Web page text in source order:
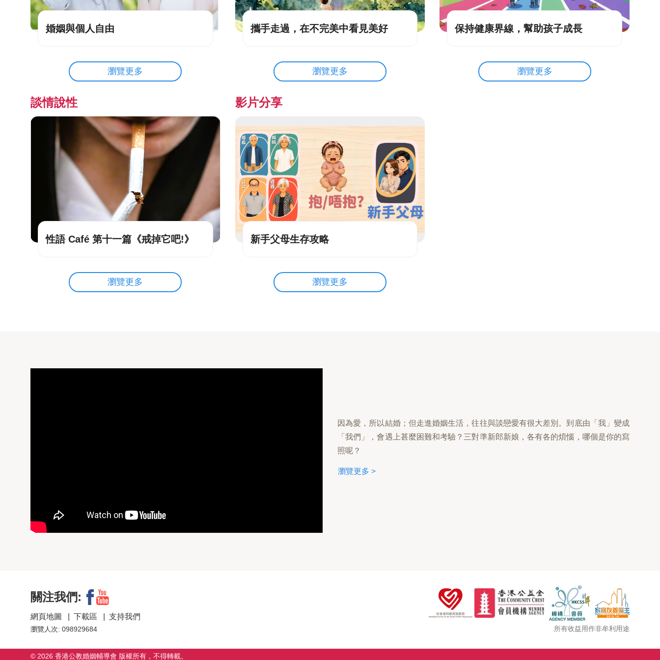
婚姻與個人自由
瀏覽更多
攜手走過，在不完美中看見美好
瀏覽更多
保持健康界線，幫助孩子成長
瀏覽更多
談情說性
性語 Café 第十一篇《戒掉它吧!》
瀏覽更多
影片分享
新手父母生存攻略
瀏覽更多
因為愛，所以結婚；但走進婚姻生活，往往與談戀愛有很大差別。到底由「我」變成
「我們」，會遇上甚麼困難和考驗？三對準新郎新娘，各有各的煩惱，哪個是你的寫
照呢？
瀏覽更多 >
所有收益用作非牟利用途
關注我們:
網頁地圖 下載區 支持我們
瀏覽人次: 098929684
© 2026 香港公教婚姻輔導會 版權所有，不得轉載。